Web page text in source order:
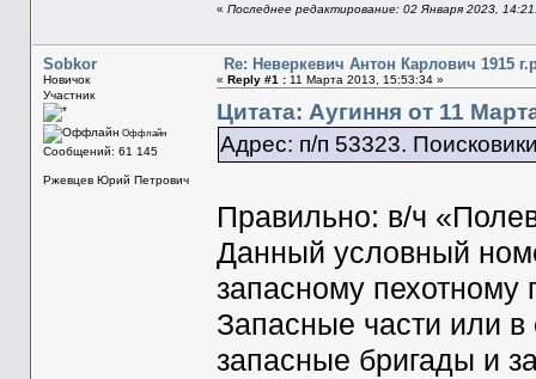
« Последнее редактирование: 02 Января 2023,
Sobkor
Новичок
Участник
Оффлайн
Сообщений: 61 145
Ржевцев Юрий Петрович
Re: Неверкевич Антон Карлович 1915
« Reply #1 :11 Марта 2013, 15:53:34 »
Цитата: Аугиння от 11
Адрес: п/п 53323.
Правильно: в/ч
Данный условный
запасному пехотному
Запасные части или в
запасные бригады и